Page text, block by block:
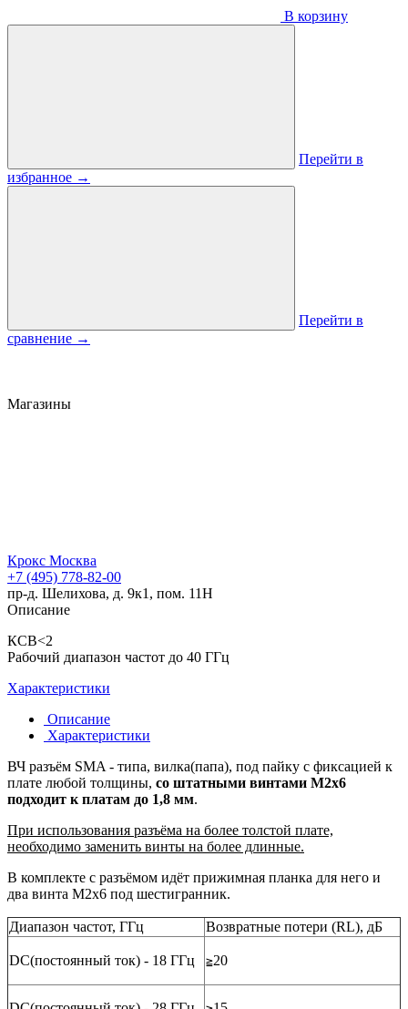
В корзину
Перейти в
избранное →
Перейти в
сравнение →
Магазины
Крокс Москва
+7 (495) 778-82-00
пр-д. Шелихова, д. 9к1, пом. 11Н
Описание
КСВ<2
Рабочий диапазон частот до 40 ГГц
Характеристики
Описание
Характеристики
ВЧ разъём SMA - типа, вилка(папа), под пайку с фиксацией к
плате любой толщины, со штатными винтами M2х6
подходит к платам до 1,8 мм.
При использования разъёма на более толстой плате,
необходимо заменить винты на более длинные.
В комплекте с разъёмом идёт прижимная планка для него и
два винта M2x6 под шестигранник.
Диапазон частот, ГГц Возвратные потери (RL), дБ
DC(постоянный ток) - 18 ГГц ≧20